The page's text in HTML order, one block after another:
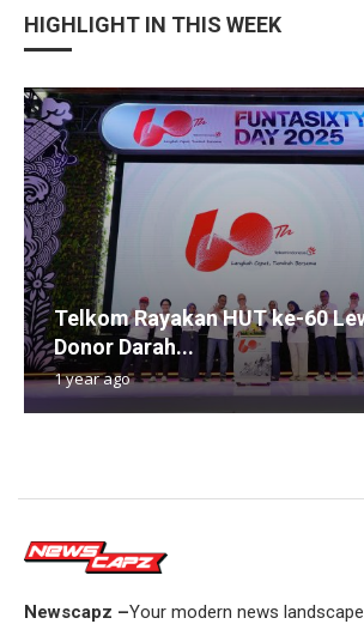
HIGHLIGHT IN THIS WEEK
Telkom Rayakan HUT ke-60
Donor Darah...
1 year ago
Newscapz –Your modern news